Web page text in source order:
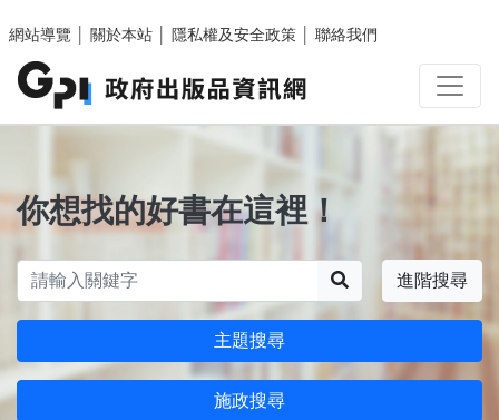
網站導覽
關於本站 隱私權及安全政策 聯絡我們
你想找的好書在這裡！
進階搜尋
主題搜尋
施政搜尋